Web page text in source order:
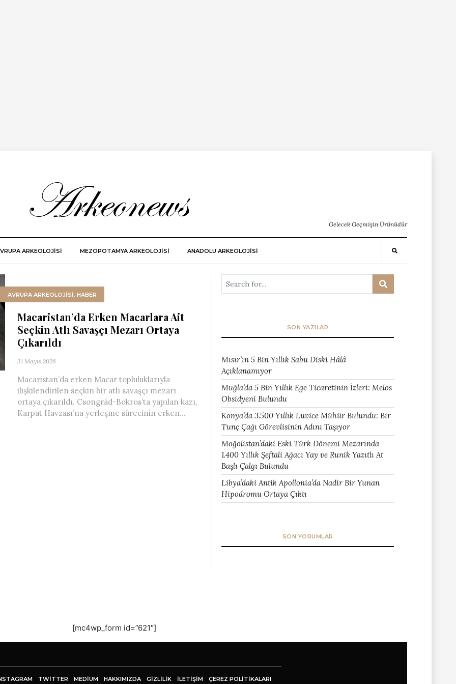
Gelecek Geçmişin Ürünüdür
ARKEOLOJISI MEZOPOTAMYA ARKEOLOJISI ANADOLU ARKEOLOJİSİ
AVRUPA ARKEOLOJISI, HABER
Macaristan’da Erken Macarlara Ait
Seçkin Atlı Savaşçı Mezarı Ortaya
Çıkarıldı
31 Mayıs 2026
Macaristan’da erken Macar topluluklarıyla
ilişkilendirilen seçkin bir atlı savaşçı mezarı
ortaya çıkarıldı. Csongrád-Bokros’ta yapılan kazı,
Karpat Havzası’na yerleşme sürecinin erken...
SON YAZILAR
Mısır’ın 5 Bin Yıllık Sabu Diski Hâlâ
Açıklanamıyor
Muğla’da 5 Bin Yıllık Ege Ticaretinin İzleri: Melos
Obsidyeni Bulundu
Konya’da 3.500 Yıllık Luvice Mühür Bulundu: Bir
Tunç Çağı Görevlisinin Adını Taşıyor
Moğolistan’daki Eski Türk Dönemi Mezarında
1.400 Yıllık Şeftali Ağacı Yay ve Runik Yazıtlı At
Başlı Çalgı Bulundu
Libya’daki Antik Apollonia’da Nadir Bir Yunan
Hipodromu Ortaya Çıktı
SON YORUMLAR
[mc4wp_form id=”621″]
TWITTER MEDIUM HAKKIMIZDA GİZLİLİK İLETIŞIM ÇEREZ POLITIKALARI